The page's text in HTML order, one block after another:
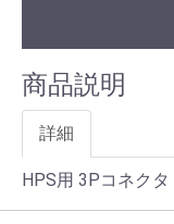
商品説明
詳細
HPS用 3Pコネクタ